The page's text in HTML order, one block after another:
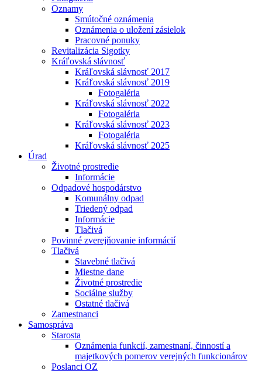
Oznamy
Smútočné oznámenia
Oznámenia o uložení zásielok
Pracovné ponuky
Revitalizácia Sigotky
Kráľovská slávnosť
Kráľovská slávnosť 2017
Kráľovská slávnosť 2019
Fotogaléria
Kráľovská slávnosť 2022
Fotogaléria
Kráľovská slávnosť 2023
Fotogaléria
Kráľovská slávnosť 2025
Úrad
Životné prostredie
Informácie
Odpadové hospodárstvo
Komunálny odpad
Triedený odpad
Informácie
Tlačivá
Povinné zverejňovanie informácií
Tlačivá
Stavebné tlačivá
Miestne dane
Životné prostredie
Sociálne služby
Ostatné tlačivá
Zamestnanci
Samospráva
Starosta
Oznámenia funkcií, zamestnaní, činností a
majetkových pomerov verejných funkcionárov
Poslanci OZ